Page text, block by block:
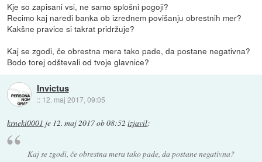
Kje so zapisani vsi, ne samo splošni pogoji?
Recimo kaj naredi banka ob izrednem povišanju obrestnih mer?
Kakšne pravice si takrat pridržuje?
Kaj se zgodi, če obrestna mera tako pade, da postane negativna?
Bodo torej odštevali od tvoje glavnice?
Invictus
:: 12. maj 2017, 09:05
krneki0001 je 12. maj 2017 ob 08:52 izjavil:
Kaj se zgodi, če obrestna mera tako pade, da postane negativna?